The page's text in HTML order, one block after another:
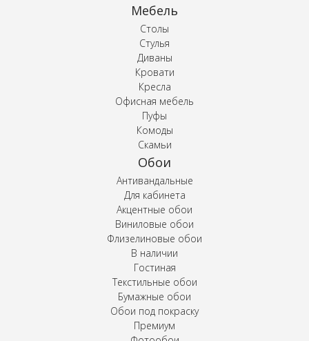
Мебель
Столы
Стулья
Диваны
Кровати
Кресла
Офисная мебель
Пуфы
Комоды
Скамьи
Обои
Антивандальные
Для кабинета
Акцентные обои
Виниловые обои
Флизелиновые обои
В наличии
Гостиная
Текстильные обои
Бумажные обои
Обои под покраску
Премиум